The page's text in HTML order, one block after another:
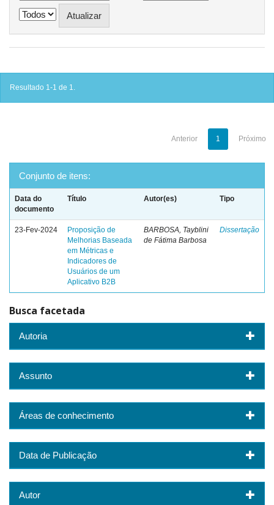
Resultado 1-1 de 1.
Anterior 1 Próximo
Conjunto de itens:
Data do
documento
Título Autor(es) Tipo
23-Fev-2024
Proposição de
Melhorias Baseada
em Métricas e
Indicadores de
Usuários de um
Aplicativo B2B
BARBOSA, Tayblini
de Fátima Barbosa
Dissertação
Busca facetada
Autoria
Assunto
Áreas de conhecimento
Data de Publicação
Autor